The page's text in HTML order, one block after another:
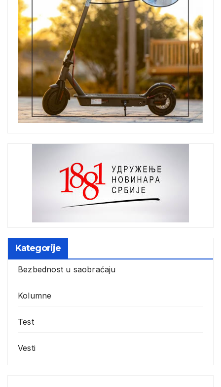
Kategorije
Bezbednost u saobraćaju
Kolumne
Test
Vesti